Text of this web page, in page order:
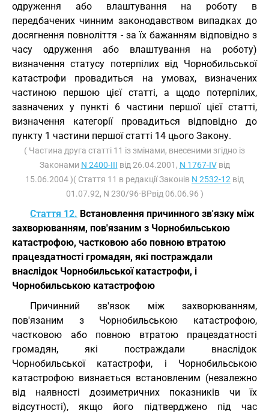
одруження або влаштування на роботу в
передбачених чинним законодавством випадках до
досягнення повноліття - за їх бажанням відповідно з
часу одруження або влаштування на роботу)
визначення статусу потерпілих від Чорнобильської
катастрофи провадиться на умовах, визначених
частиною першою цієї статті, а щодо потерпілих,
зазначених у пункті 6 частини першої цієї статті,
визначення категорії провадиться відповідно до
пункту 1 частини першої статті 14 цього Закону.
( Частина друга статті 11 із змінами, внесеними згідно із
Законами N 2400-III від 26.04.2001, N 1767-IVвід
15.06.2004 )( Стаття 11 в редакції Законів N 2532-12 від
01.07.92, N 230/96-ВРвід 06.06.96 )
Стаття 12. Встановлення причинного зв'язку між
захворюванням, пов'язаним з Чорнобильською
катастрофою, частковою або повною втратою
працездатності громадян, які постраждали
внаслідок Чорнобильської катастрофи, і
Чорнобильською катастрофою
Причинний зв'язок між захворюванням,
пов'язаним з Чорнобильською катастрофою,
частковою або повною втратою працездатності
громадян, які постраждали внаслідок
Чорнобильської катастрофи, і Чорнобильською
катастрофою визнається встановленим (незалежно
від наявності дозиметричних показників чи їх
відсутності), якщо його підтверджено під час